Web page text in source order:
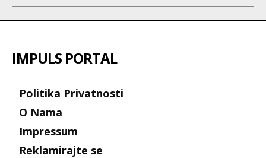
IMPULS PORTAL
Politika Privatnosti
O Nama
Impressum
Reklamirajte se